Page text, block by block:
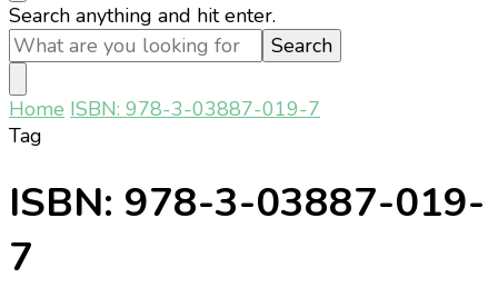
Looking
for
Something?
Search anything and hit enter.
Home ISBN: 978-3-03887-019-7
Tag
ISBN: 978-3-03887-019-
7